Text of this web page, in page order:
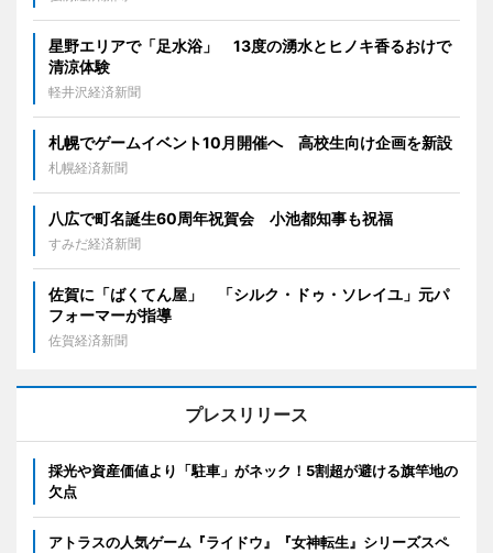
星野エリアで「足水浴」 13度の湧水とヒノキ香るおけで
清涼体験
軽井沢経済新聞
札幌でゲームイベント10月開催へ 高校生向け企画を新設
札幌経済新聞
八広で町名誕生60周年祝賀会 小池都知事も祝福
すみだ経済新聞
佐賀に「ばくてん屋」 「シルク・ドゥ・ソレイユ」元パ
フォーマーが指導
佐賀経済新聞
プレスリリース
採光や資産価値より「駐車」がネック！5割超が避ける旗竿地の
欠点
アトラスの人気ゲーム『ライドウ』『女神転生』シリーズスペ